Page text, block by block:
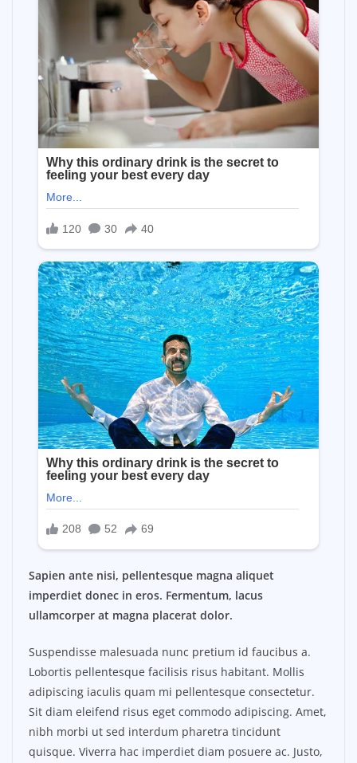
Sapien ante nisi, pellentesque magna aliquet
imperdiet donec in eros. Fermentum, lacus
ullamcorper at magna placerat dolor.
Suspendisse malesuada nunc pretium id faucibus a.
Lobortis pellentesque facilisis risus habitant. Mollis
adipiscing iaculis quam mi pellentesque consectetur.
Sit diam eleifend risus eget commodo adipiscing. Amet,
nibh morbi ut sed interdum pharetra tincidunt
quisque. Viverra hac imperdiet diam posuere ac. Justo,